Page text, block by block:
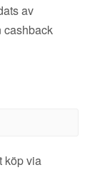
av
cashback
köp via